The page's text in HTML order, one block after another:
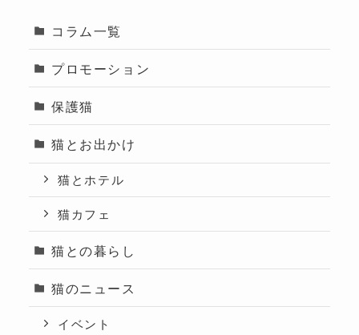
コラム一覧
プロモーション
保護猫
猫とお出かけ
猫とホテル
猫カフェ
猫との暮らし
猫のニュース
イベント